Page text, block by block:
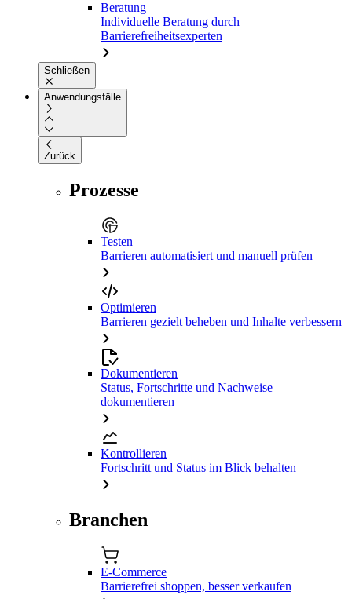
Beratung
Individuelle Beratung durch
Barrierefreiheitsexperten
Schließen
Anwendungsfälle
Zurück
Prozesse
Testen
Barrieren automatisiert und manuell prüfen
Optimieren
Barrieren gezielt beheben und Inhalte verbessern
Dokumentieren
Status, Fortschritte und Nachweise
dokumentieren
Kontrollieren
Fortschritt und Status im Blick behalten
Branchen
E-Commerce
Barrierefrei shoppen, besser verkaufen